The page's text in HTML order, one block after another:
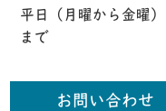
平日（月曜から金曜
まで
お問い合わせ